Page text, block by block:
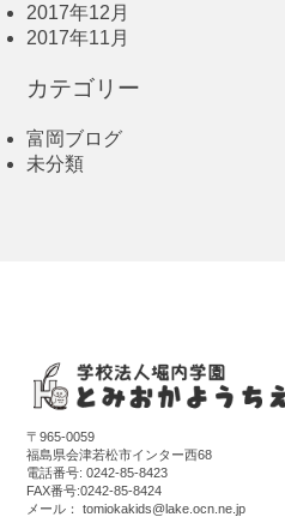
2017年12月
2017年11月
カテゴリー
富岡ブログ
未分類
〒965-0059
福島県会津若松市インター西68
電話番号:0242-85-8423
FAX番号:0242-85-8424
メール：tomiokakids@lake.ocn.ne.jp